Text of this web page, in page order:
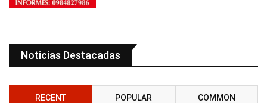
Noticias Destacadas
RECENT POPULAR COMMON